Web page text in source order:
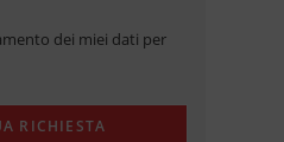
dei miei dati per